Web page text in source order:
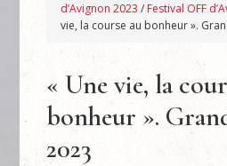
d’Avignon 2023 / Festival OFF
vie, la course au bonheur ».
« Une vie, la
bonheur ».
2023